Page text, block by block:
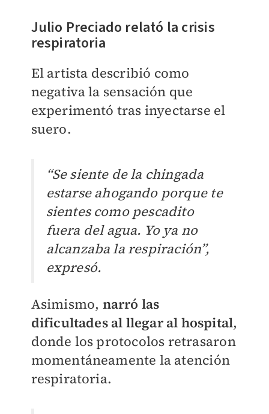
Julio Preciado relató la crisis
respiratoria
El artista describió como
negativa la sensación que
experimentó tras inyectarse el
suero.
“Se siente de la chingada
estarse ahogando porque te
sientes como pescadito
fuera del agua. Yo ya no
alcanzaba la respiración”,
expresó.
Asimismo, narró las
dificultades al llegar al hospital,
donde los protocolos retrasaron
momentáneamente la atención
respiratoria.